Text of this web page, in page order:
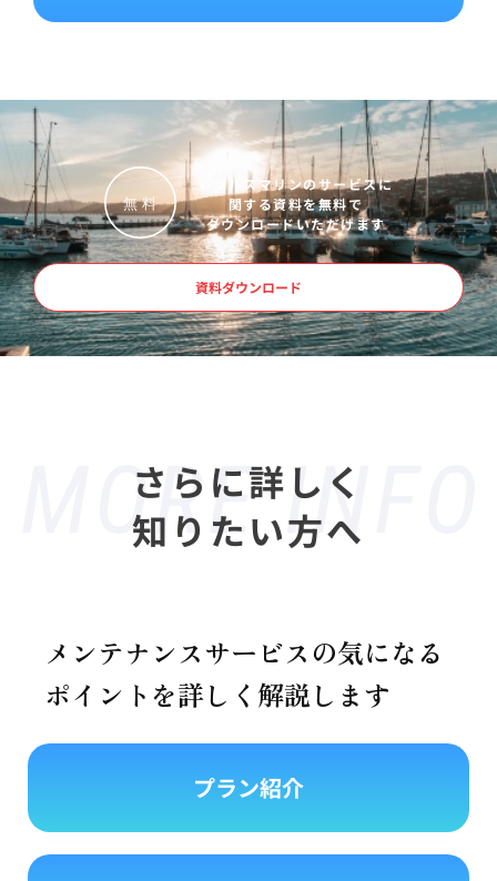
無 料
レグルスマリンのサービスに
関する資料を無料で
ダウンロードいただけます
資料ダウンロード
さらに詳しく
知りたい方へ
メンテナンスサービスの気になる
ポイントを詳しく解説します
プラン紹介